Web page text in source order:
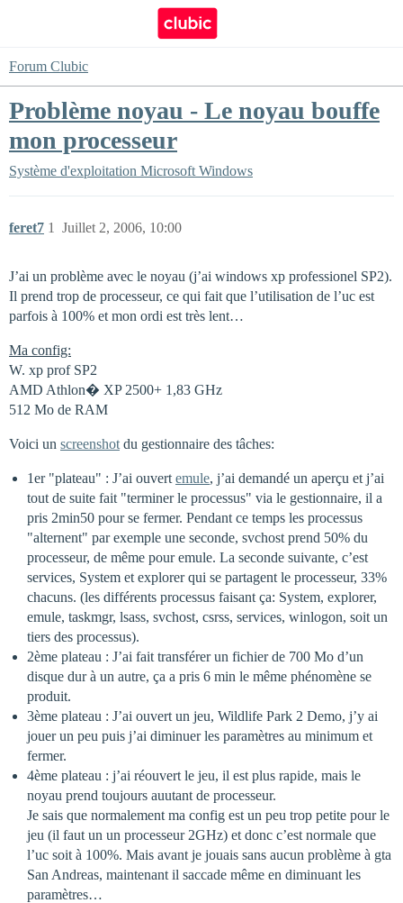
Forum Clubic
Problème noyau - Le noyau bouffe
mon processeur
Système d'exploitation Microsoft Windows
feret7 Juillet 2, 2006, 10:00
1
J’ai un problème avec le noyau (j’ai windows xp professionel SP2).
Il prend trop de processeur, ce qui fait que l’utilisation de l’uc est
parfois à 100% et mon ordi est très lent…
Ma config:
W. xp prof SP2
AMD Athlon� XP 2500+ 1,83 GHz
512 Mo de RAM
Voici un screenshot du gestionnaire des tâches:
1er "plateau" : J’ai ouvert emule, j’ai demandé un aperçu et j’ai
tout de suite fait "terminer le processus" via le gestionnaire, il a
pris 2min50 pour se fermer. Pendant ce temps les processus
"alternent" par exemple une seconde, svchost prend 50% du
processeur, de même pour emule. La seconde suivante, c’est
services, System et explorer qui se partagent le processeur, 33%
chacuns. (les différents processus faisant ça: System, explorer,
emule, taskmgr, lsass, svchost, csrss, services, winlogon, soit un
tiers des processus).
2ème plateau : J’ai fait transférer un fichier de 700 Mo d’un
disque dur à un autre, ça a pris 6 min le même phénomène se
produit.
3ème plateau : J’ai ouvert un jeu, Wildlife Park 2 Demo, j’y ai
jouer un peu puis j’ai diminuer les paramètres au minimum et
fermer.
4ème plateau : j’ai réouvert le jeu, il est plus rapide, mais le
noyau prend toujours auutant de processeur.
Je sais que normalement ma config est un peu trop petite pour le
jeu (il faut un un processeur 2GHz) et donc c’est normale que
l’uc soit à 100%. Mais avant je jouais sans aucun problème à gta
San Andreas, maintenant il saccade même en diminuant les
paramètres…